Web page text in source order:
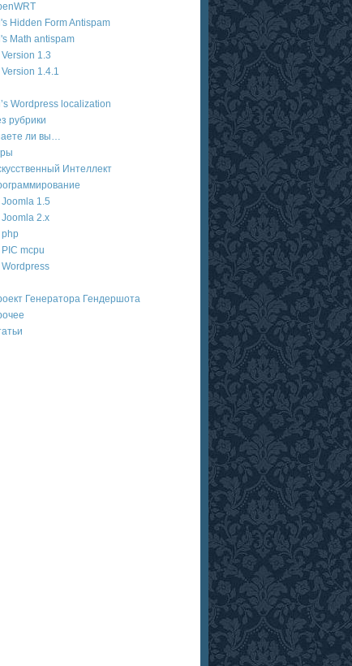
Hidden Form Antispam
Math antispam
Version 1.3
Version 1.4.1
Wordpress localization
рубрики
ли вы…
Интеллект
Joomla 1.5
Joomla 2.x
php
PIC mcpu
Wordpress
Генератора Гендершота